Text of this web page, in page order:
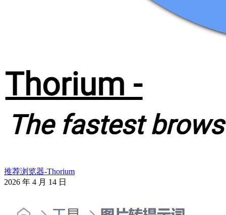
推荐浏览器-Thorium
2026 年 4 月 14 日